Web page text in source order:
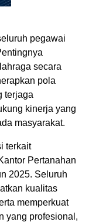
pegawai
secara
pola
terjaga
kinerja yang
masyarakat.
terkait
Pertanahan
2025. Seluruh
kualitas
memperkuat
yang profesional,